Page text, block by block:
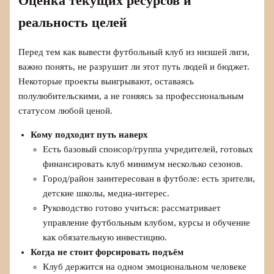
реальность целей
Перед тем как вывести футбольный клуб из низшей лиги,
важно понять, не разрушит ли этот путь людей и бюджет.
Некоторые проекты выигрывают, оставаясь
полулюбительскими, а не гоняясь за профессиональным
статусом любой ценой.
Кому подходит путь наверх
Есть базовый спонсор/группа учредителей, готовых
финансировать клуб минимум несколько сезонов.
Город/район заинтересован в футболе: есть зрители,
детские школы, медиа-интерес.
Руководство готово учиться: рассматривает
управление футбольным клубом, курсы и обучение
как обязательную инвестицию.
Когда не стоит форсировать подъём
Клуб держится на одном эмоциональном человеке